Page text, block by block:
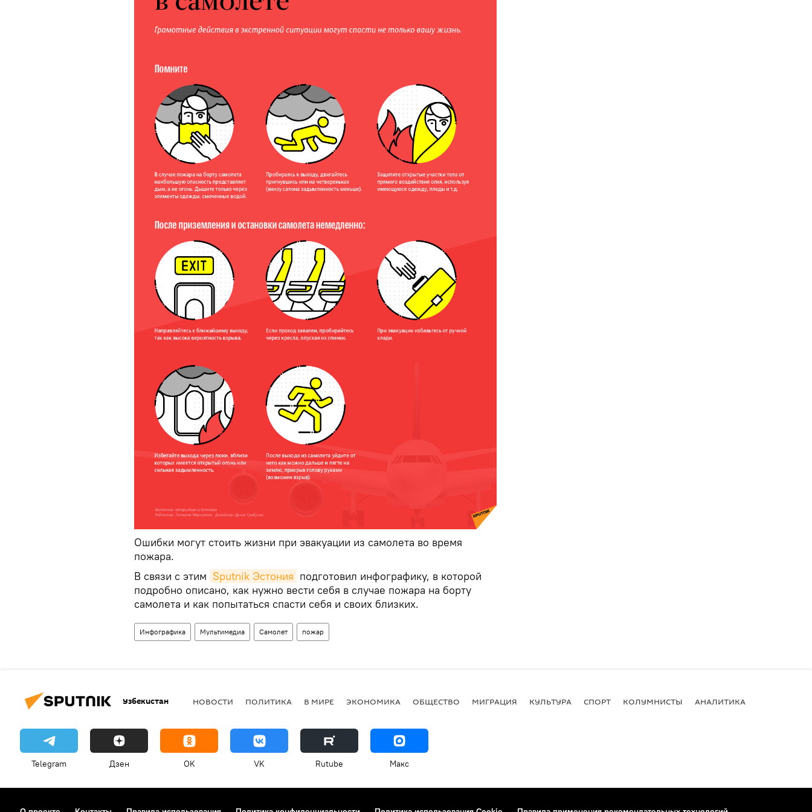
Ошибки могут стоить жизни при эвакуации из самолета во время
пожара.
В связи с этим Sputnik Эстония подготовил инфографику, в которой
подробно описано, как нужно вести себя в случае пожара на борту
самолета и как попытаться спасти себя и своих близких.
Инфографика Мультимедиа Самолет пожар
Узбекистан НОВОСТИ ПОЛИТИКА В МИРЕ ЭКОНОМИКА ОБЩЕСТВО МИГРАЦИЯ КУЛЬТУРА СПОРТ КОЛУМНИСТЫ АНАЛИТИКА
Telegram Дзен OK VK Rutube Макс